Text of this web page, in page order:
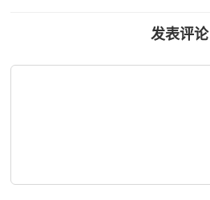
发表评论